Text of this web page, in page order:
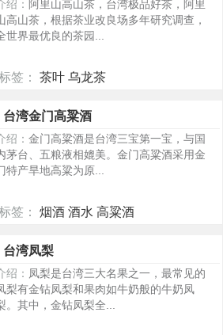
绍： 阿里山高山茶，台湾极品好茶，阿里
高山茶，根据茶业改良场多年研究调查，
世界最优良的茶园...
签： 茶叶 乌龙茶
台湾金门高粱酒
绍： 金门高粱酒是台湾三宝第一宝，与国
茅台、五粮液相媲美。金门高粱酒采用金
特产旱地高粱为原...
签： 烟酒 酒水 高粱酒
台湾凤梨
绍： 凤梨是台湾三大名果之一，最常见的
梨有金钻凤梨和果肉如牛奶般的牛奶凤
。其中，金钻凤梨全...